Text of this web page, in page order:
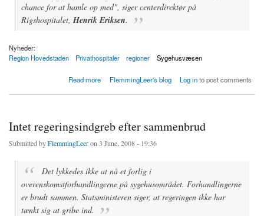
chance for at hamle op med", siger centerdirektør på
Rigshospitalet,Henrik Eriksen.
Nyheder:
Region Hovedstaden
Privathospitaler regioner Sygehusvæsen
Read more
about Hjertecenter på Gentofte sygehus drænet for sygeplejersker
FlemmingLeer's blog Log into post comments
Intet regeringsindgreb efter sammenbrud
Submitted byFlemmingLeeron 3 June, 2008 - 19:36
Det lykkedes ikke at nå et forlig i
overenskomstforhandlingerne på sygehusområdet. Forhandlingerne
er brudt sammen. Statsministeren siger, at regeringen ikke har
tænkt sig at gribe ind.